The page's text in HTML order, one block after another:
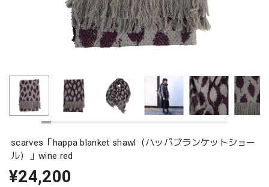
scarves「happa blanket shawl（ハッパブランケットショー
ル）」wine red
¥24,200